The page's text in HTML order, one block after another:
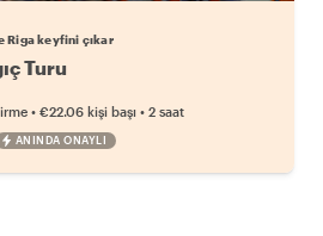
Riga keyfini çıkar
Turu
• €22.06 kişi başı • 2 saat
ANINDA ONAYLI